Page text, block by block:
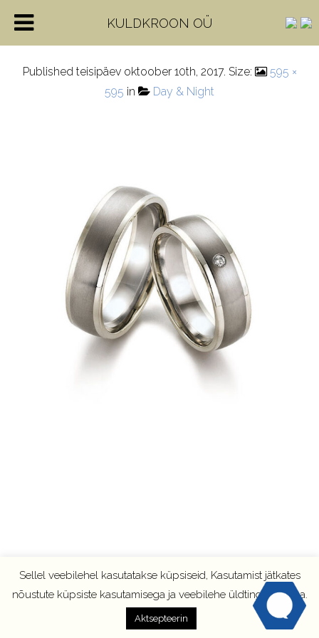
28349
Published teisipäev oktoober 10th, 2017. Size:
595 ×
595 in Day & Night
Sellel veebilehel kasutatakse küpsiseid, Kasutamist jätkates
nõustute küpsiste kasutamisega ja veebilehe üldtingimustega.
Aktsepteerin
KULDKROON OÜ